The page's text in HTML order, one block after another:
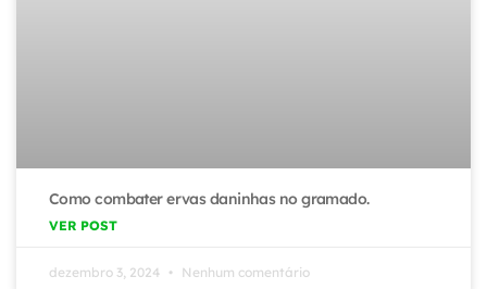
Como combater ervas daninhas no gramado.
VER POST
dezembro 3, 2024 Nenhum comentário